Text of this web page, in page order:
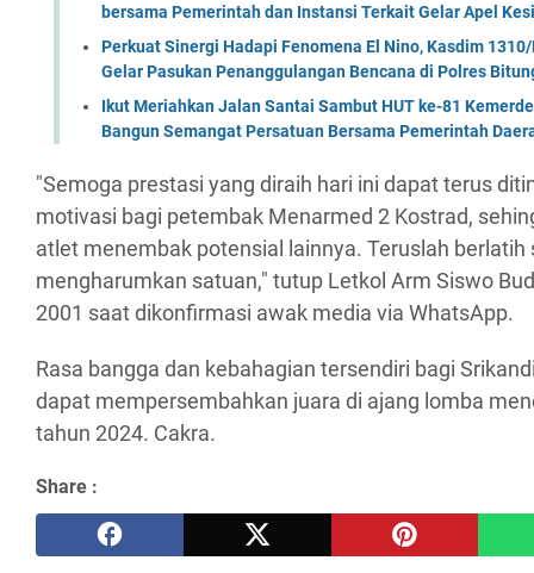
bersama Pemerintah dan Instansi Terkait Gelar Apel
Perkuat Sinergi Hadapi Fenomena El Nino, Kasdim
Gelar Pasukan Penanggulangan Bencana di Polres
Ikut Meriahkan Jalan Santai Sambut HUT ke-81
Bangun Semangat Persatuan Bersama Pemerintah
"Semoga prestasi yang diraih hari ini dapat terus
motivasi bagi petembak Menarmed 2 Kostrad,
atlet menembak potensial lainnya. Teruslah berlatih
mengharumkan satuan," tutup Letkol Arm Siswo
2001 saat dikonfirmasi awak media via WhatsApp.
Rasa bangga dan kebahagian tersendiri bagi
dapat mempersembahkan juara di ajang lomba
tahun 2024. Cakra.
Share :